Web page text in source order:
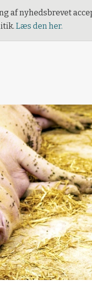
af nyhedsbrevet
Læs den her.